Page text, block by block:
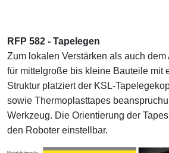
RFP 582 - Tapelegen
Zum lokalen Verstärken als auch dem
für mittelgroße bis kleine Bauteile mit
Struktur platziert der KSL-
sowie Thermoplasttapes
Werkzeug. Die Orientierung der
den Roboter einstellbar.